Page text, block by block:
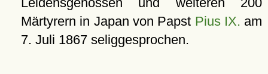
Märtyrern in Japan von Papst Pius IX. am
7. Juli 1867seliggesprochen.